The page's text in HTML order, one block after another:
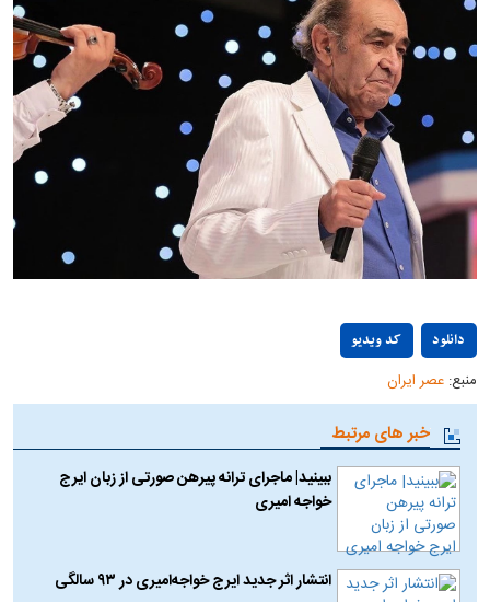
کد ویدیو
دانلود
منبع:عصر ایران
خبر های مرتبط
ببینید| ماجرای ترانه پیرهن صورتی از زبان ایرج
خواجه امیری
انتشار اثر جدید ایرج خواجه‌امیری در ۹۳ سالگی